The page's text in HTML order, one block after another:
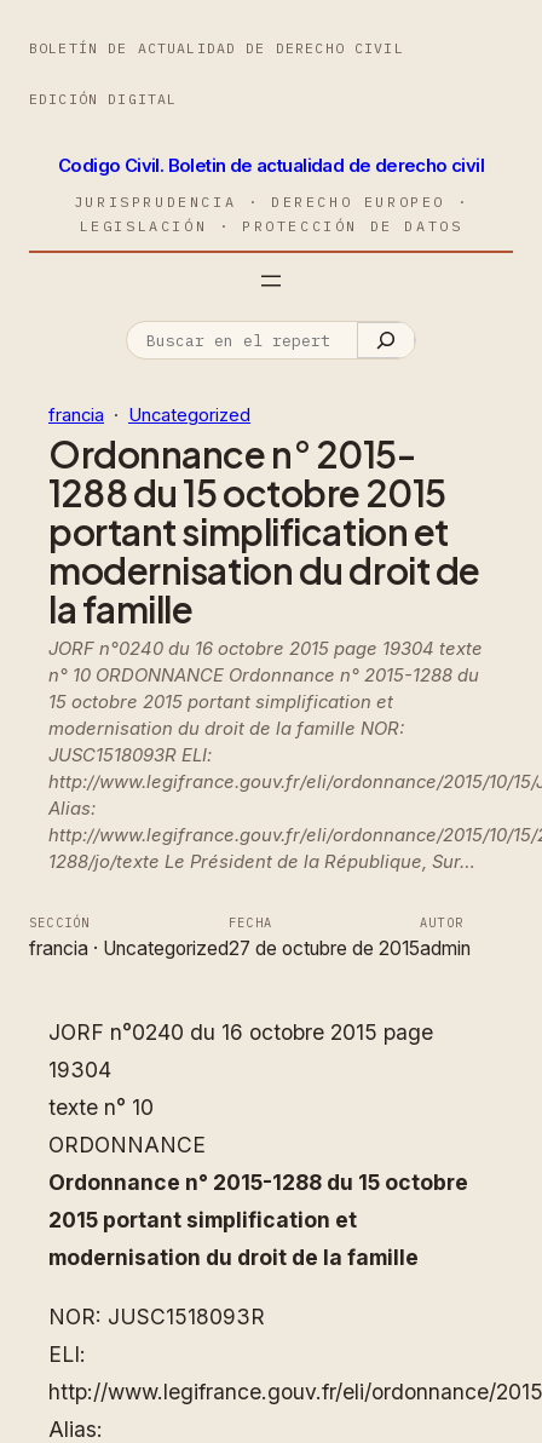
BOLETÍN DE ACTUALIDAD DE DERECHO CIVIL
EDICIÓN DIGITAL
Codigo Civil. Boletin de actualidad de derecho civil
JURISPRUDENCIA · DERECHO EUROPEO ·
LEGISLACIÓN · PROTECCIÓN DE DATOS
francia
  ·
Uncategorized
Ordonnance n° 2015-
1288 du 15 octobre 2015
portant simplification et
modernisation du droit de
la famille
JORF n°0240 du 16 octobre 2015 page 19304 texte
n° 10 ORDONNANCE Ordonnance n° 2015-1288 du
15 octobre 2015 portant simplification et
modernisation du droit de la famille NOR:
JUSC1518093R ELI:
http://www.legifrance.gouv.fr/eli/ordonnance/2015/10/15/
Alias:
http://www.legifrance.gouv.fr/eli/ordonnance/2015/10/15/
1288/jo/texte Le Président de la République, Sur…
SECCIÓN
francia · Uncategorized
FECHA
27 de octubre de 2015
AUTOR
admin
JORF n°0240 du 16 octobre 2015 page
19304
texte n° 10
ORDONNANCE
Ordonnance n° 2015-1288 du 15 octobre
2015 portant simplification et
modernisation du droit de la famille
NOR: JUSC1518093R
ELI:
http://www.legifrance.gouv.fr/eli/ordonnance/
Alias: